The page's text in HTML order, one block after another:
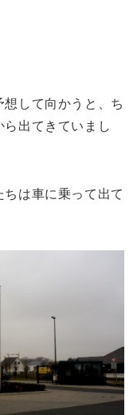
して向かうと、ち
ら出てきていまし
は車に乗って出て